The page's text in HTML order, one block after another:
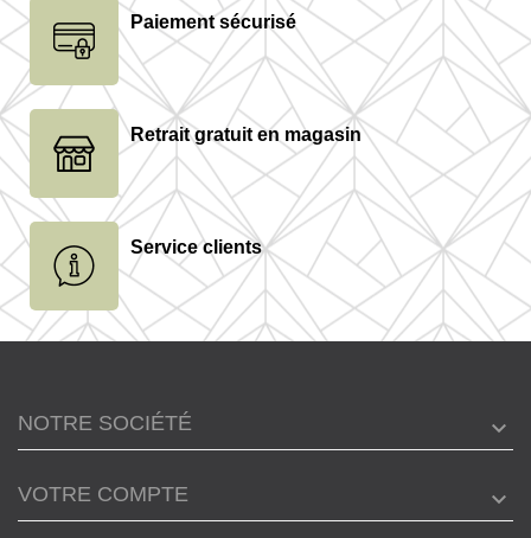
Paiement sécurisé
Retrait gratuit en magasin
Service clients
NOTRE SOCIÉTÉ
VOTRE COMPTE